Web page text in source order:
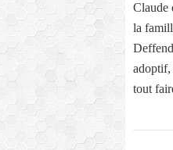
Claude
la
adoptif,
tout